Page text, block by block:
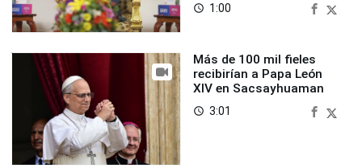
access_time 1:00
Más de 100 mil fieles
recibirían a Papa León
XIV en Sacsayhuaman
access_time 3:01